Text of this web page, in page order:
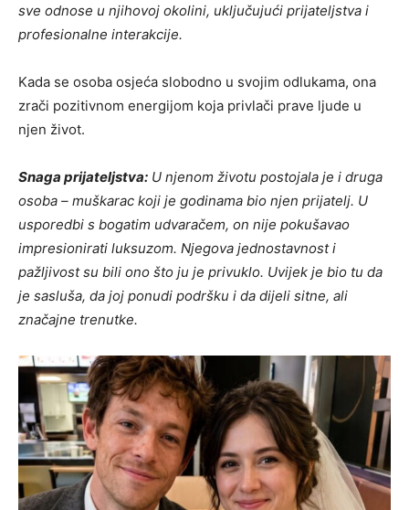
sve odnose u njihovoj okolini, uključujući prijateljstva i
profesionalne interakcije.
Kada se osoba osjeća slobodno u svojim odlukama, ona
zrači pozitivnom energijom koja privlači prave ljude u
njen život.
Snaga prijateljstva: U njenom životu postojala je i druga
osoba – muškarac koji je godinama bio njen prijatelj. U
usporedbi s bogatim udvaračem, on nije pokušavao
impresionirati luksuzom. Njegova jednostavnost i
pažljivost su bili ono što ju je privuklo. Uvijek je bio tu da
je sasluša, da joj ponudi podršku i da dijeli sitne, ali
značajne trenutke.